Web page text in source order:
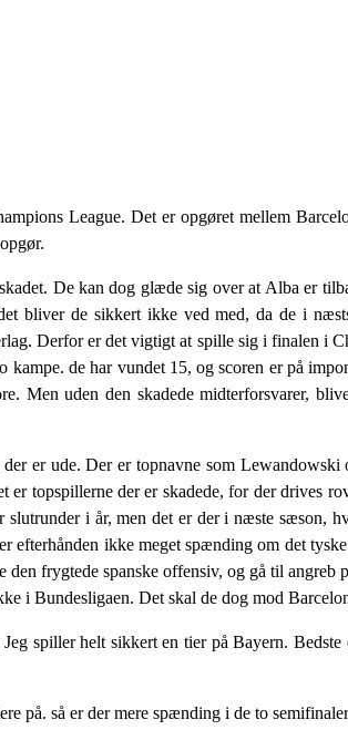
League. Det er opgøret mellem
De kan dog glæde sig over at Alba er
bliver de sikkert ikke ved med, da de i
Derfor er det vigtigt at spille sig i finalen i
de har vundet 15, og scoren er på
Men uden den skadede midterforsvarer,
er ude. Der er topnavne som
topspillerne der er skadede, for der drives
i år, men det er der i næste sæson,
ikke meget spænding om det
frygtede spanske offensiv, og gå til angreb
i Bundesligaen. Det skal de dog mod
spiller helt sikkert en tier på Bayern.
på. så er der mere spænding i de to